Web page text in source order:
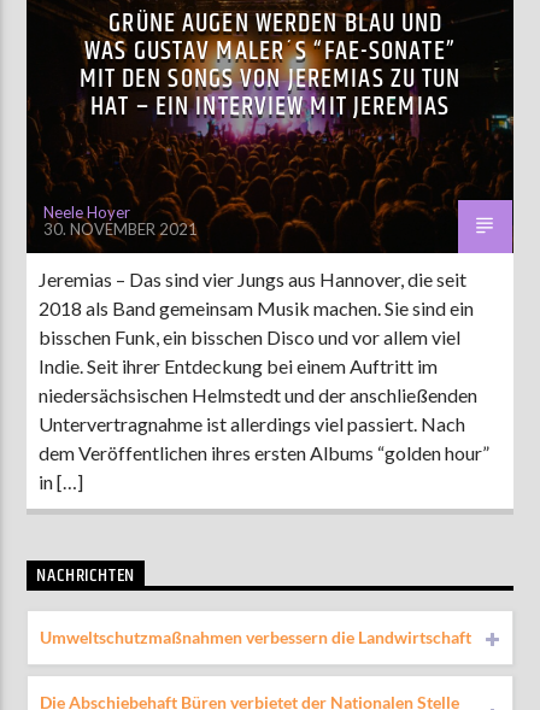
GRÜNE AUGEN WERDEN BLAU UND
WAS GUSTAV MALER´S “FAE-SONATE”
MIT DEN SONGS VON JEREMIAS ZU TUN
HAT – EIN INTERVIEW MIT JEREMIAS
Neele Hoyer
30. NOVEMBER 2021
Jeremias – Das sind vier Jungs aus Hannover, die seit
2018 als Band gemeinsam Musik machen. Sie sind ein
bisschen Funk, ein bisschen Disco und vor allem viel
Indie. Seit ihrer Entdeckung bei einem Auftritt im
niedersächsischen Helmstedt und der anschließenden
Untervertragnahme ist allerdings viel passiert. Nach
dem Veröffentlichen ihres ersten Albums “golden hour”
in […]
NACHRICHTEN
Umweltschutzmaßnahmen verbessern die Landwirtschaft
Die Abschiebehaft Büren verbietet der Nationalen Stelle